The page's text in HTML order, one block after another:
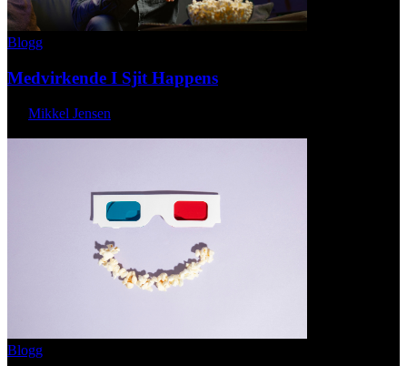
Blogg
Medvirkende I Sjit Happens
Mikkel Jensen
Blogg